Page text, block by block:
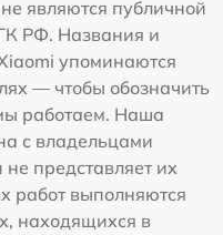
являются публичной
РФ. Названия и
упоминаются
— чтобы обозначить
работаем. Наша
с владельцами
представляет их
работ выполняются
находящихся в